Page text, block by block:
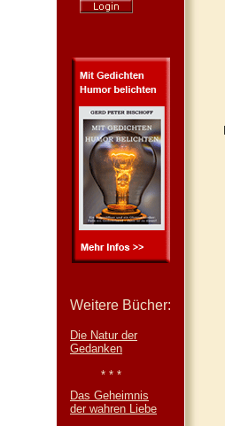
Weitere Bücher:
Die Natur der
Gedanken
* * *
Das Geheimnis
der wahren Liebe